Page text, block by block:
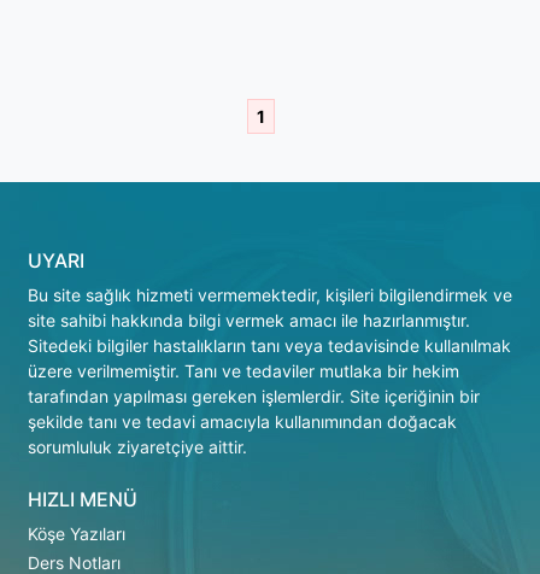
1
UYARI
Bu site sağlık hizmeti vermemektedir, kişileri bilgilendirmek ve
site sahibi hakkında bilgi vermek amacı ile hazırlanmıştır.
Sitedeki bilgiler hastalıkların tanı veya tedavisinde kullanılmak
üzere verilmemiştir. Tanı ve tedaviler mutlaka bir hekim
tarafından yapılması gereken işlemlerdir. Site içeriğinin bir
şekilde tanı ve tedavi amacıyla kullanımından doğacak
sorumluluk ziyaretçiye aittir.
HIZLI MENÜ
Köşe Yazıları
Ders Notları